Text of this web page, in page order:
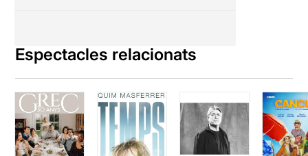
Espectacles relacionats